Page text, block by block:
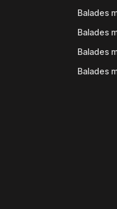
Balades
Balades
Balades
Balades